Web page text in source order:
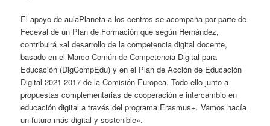
El apoyo de aulaPlaneta a los centros se acompaña por parte de
Feceval de un Plan de Formación que según Hernández,
contribuirá «al desarrollo de la competencia digital docente,
basado en el Marco Común de Competencia Digital para
Educación (DigCompEdu) y en el Plan de Acción de Educación
Digital 2021-2017 de la Comisión Europea. Todo ello junto a
propuestas complementarias de cooperación e intercambio en
educación digital a través del programa Erasmus+. Vamos hacía
un futuro más digital y sostenible».